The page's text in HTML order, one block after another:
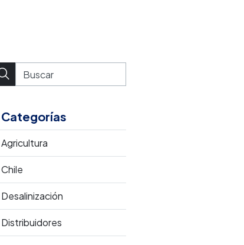
Categorías
Agricultura
Chile
Desalinización
Distribuidores